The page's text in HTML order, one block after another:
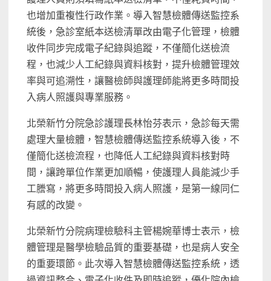
也增加重複性行政作業。導入智慧檢體傳送監控系
統後，急診室紙本送檢清單改由電子化管理，檢體
收件同步完成電子紀錄與追蹤，不僅簡化送檢流
程，也減少人工紀錄與資料核對，提升檢體管理效
率與可追溯性，讓醫檢師與護理師能將更多時間投
入病人照護與專業服務。
北榮新竹分院急診護理長林怡芬表示，急診每天需
處理大量檢體，智慧檢體傳送監控系統導入後，不
僅簡化送檢流程，也降低人工紀錄與資料核對時
間，讓跨單位作業更加順暢，使護理人員能減少手
工謄寫，將更多時間投入病人照護，是第一線同仁
有感的改變。
北榮新竹分院病理檢驗科主管楊婉華博士表示，檢
體管理是醫學檢驗品質的重要基礎，也是病人安全
的重要環節。此次導入智慧檢體傳送監控系統，透